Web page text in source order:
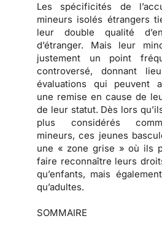
Les spécificités de
mineurs isolés étrangers
leur double qualité
d’étranger. Mais leur
justement un point
controversé, donnant
évaluations qui peuvent
une remise en cause de
de leur statut. Dès lors
plus considérés
mineurs, ces jeunes
une « zone grise » où ils
faire reconnaître leurs
qu’enfants, mais
qu’adultes.
SOMMAIRE